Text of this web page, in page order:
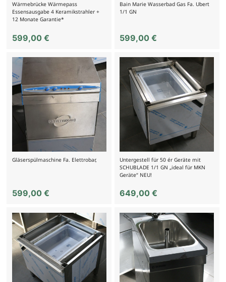
Wärmebrücke Wärmepass
Essensausgabe 4 Keramikstrahler +
12 Monate Garantie*
599,00 €
Bain Marie Wasserbad Gas Fa. Ubert
1/1 GN
599,00€
Gläserspülmaschine Fa. Elettrobar,
599,00 €
Untergestell für 50 ér Geräte mit
SCHUBLADE 1/1 GN „ideal für MKN
Geräte“ NEU!
649,00€